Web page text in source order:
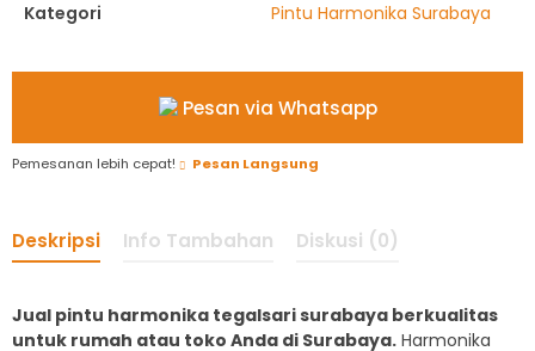
Kategori
Pintu Harmonika Surabaya
Pesan via Whatsapp
Pemesanan lebih cepat! Pesan Langsung
Deskripsi Info Tambahan Diskusi (0)
Jual pintu harmonika tegalsari surabaya berkualitas
untuk rumah atau toko Anda di Surabaya. Harmonika